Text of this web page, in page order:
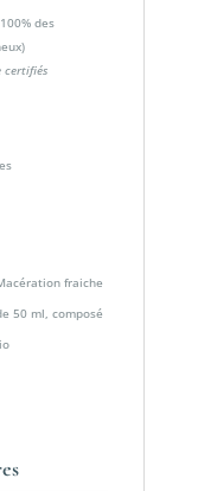
des
certifiés
fraiche
50 ml, composé